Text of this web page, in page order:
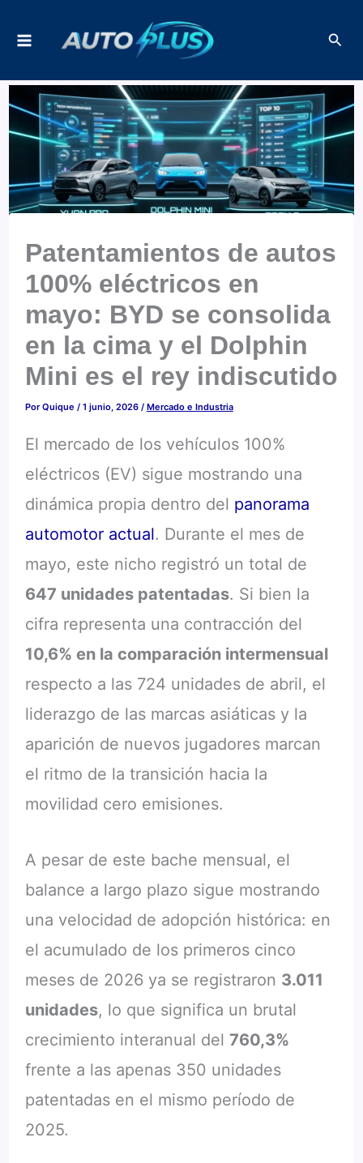
Patentamientos de autos
100% eléctricos en
mayo: BYD se consolida
en la cima y el Dolphin
Mini es el rey indiscutido
PorQuique / 1 junio, 2026 / Mercado e Industria
El mercado de los vehículos 100%
eléctricos (EV) sigue mostrando una
dinámica propia dentro del panorama
automotor actual. Durante el mes de
mayo, este nicho registró un total de
647 unidades patentadas. Si bien la
cifra representa una contracción del
10,6% en la comparación intermensual
respecto a las 724 unidades de abril, el
liderazgo de las marcas asiáticas y la
aparición de nuevos jugadores marcan
el ritmo de la transición hacia la
movilidad cero emisiones.
A pesar de este bache mensual, el
balance a largo plazo sigue mostrando
una velocidad de adopción histórica: en
el acumulado de los primeros cinco
meses de 2026 ya se registraron 3.011
unidades, lo que significa un brutal
crecimiento interanual del 760,3%
frente a las apenas 350 unidades
patentadas en el mismo período de
2025.